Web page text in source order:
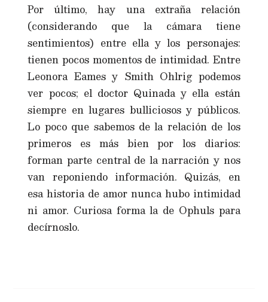
Por último, hay una extraña relación
(considerando que la cámara tiene
sentimientos) entre ella y los personajes:
tienen pocos momentos de intimidad. Entre
Leonora Eames y Smith Ohlrig podemos
ver pocos; el doctor Quinada y ella están
siempre en lugares bulliciosos y públicos.
Lo poco que sabemos de la relación de los
primeros es más bien por los diarios:
forman parte central de la narración y nos
van reponiendo información. Quizás, en
esa historia de amor nunca hubo intimidad
ni amor. Curiosa forma la de Ophuls para
decírnoslo.